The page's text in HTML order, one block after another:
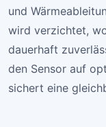
und
wird verzichtet,
dauerhaft
den Sensor auf
sichert eine